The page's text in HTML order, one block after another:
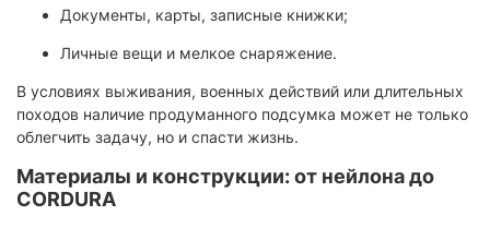
Документы, карты, записные книжки;
Личные вещи и мелкое снаряжение.
В условиях выживания, военных действий или длительных
походов наличие продуманного подсумка может не только
облегчить задачу, но и спасти жизнь.
Материалы и конструкции: от нейлона до
CORDURA